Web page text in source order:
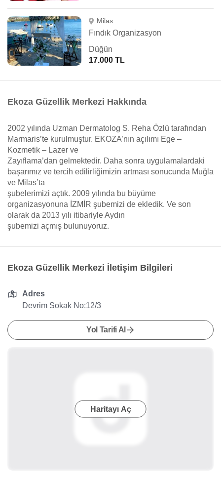
Milas
Fındık Organizasyon
Düğün
17.000 TL
Ekoza Güzellik Merkezi Hakkında
2002 yılında Uzman Dermatolog S. Reha Özlü tarafından
Marmaris’te kurulmuştur. EKOZA’nın açılımı Ege –
Kozmetik – Lazer ve
Zayıflama’dan gelmektedir. Daha sonra uygulamalardaki
başarımız ve tercih edilirliğimizin artması sonucunda Muğla
ve Milas’ta
şubelerimizi açtık. 2009 yılında bu büyüme
organizasyonuna İZMİR şubemizi de ekledik. Ve son
olarak da 2013 yılı itibariyle Aydın
şubemizi açmış bulunuyoruz.
Ekoza Güzellik Merkezi İletişim Bilgileri
Adres
Devrim Sokak No:12/3
Yol Tarifi Al
Haritayı Aç